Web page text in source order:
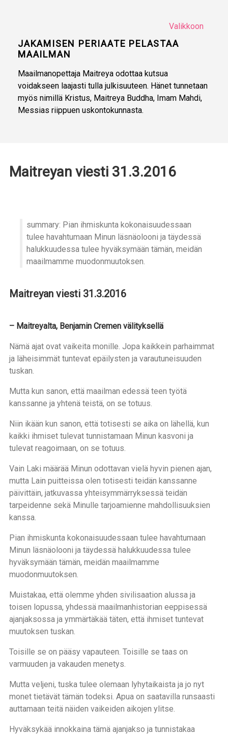
Valikkoon
JAKAMISEN PERIAATE PELASTAA
MAAILMAN
Maailmanopettaja Maitreya odottaa kutsua
voidakseen laajasti tulla julkisuuteen. Hänet tunnetaan
myös nimillä Kristus, Maitreya Buddha, Imam Mahdi,
Messias riippuen uskontokunnasta.
Maitreyan viesti 31.3.2016
summary: Pian ihmiskunta kokonaisuudessaan
tulee havahtumaan Minun läsnäolooni ja täydessä
halukkuudessa tulee hyväksymään tämän, meidän
maailmamme muodonmuutoksen.
Maitreyan viesti 31.3.2016
– Maitreyalta, Benjamin Cremen välityksellä
Nämä ajat ovat vaikeita monille. Jopa kaikkein parhaimmat
ja läheisimmät tuntevat epäilysten ja varautuneisuuden
tuskan.
Mutta kun sanon, että maailman edessä teen työtä
kanssanne ja yhtenä teistä, on se totuus.
Niin ikään kun sanon, että totisesti se aika on lähellä, kun
kaikki ihmiset tulevat tunnistamaan Minun kasvoni ja
tulevat reagoimaan, on se totuus.
Vain Laki määrää Minun odottavan vielä hyvin pienen ajan,
mutta Lain puitteissa olen totisesti teidän kanssanne
päivittäin, jatkuvassa yhteisymmärryksessä teidän
tarpeidenne sekä Minulle tarjoamienne mahdollisuuksien
kanssa.
Pian ihmiskunta kokonaisuudessaan tulee havahtumaan
Minun läsnäolooni ja täydessä halukkuudessa tulee
hyväksymään tämän, meidän maailmamme
muodonmuutoksen.
Muistakaa, että olemme yhden sivilisaation alussa ja
toisen lopussa, yhdessä maailmanhistorian eeppisessä
ajanjaksossa ja ymmärtäkää täten, että ihmiset tuntevat
muutoksen tuskan.
Toisille se on pääsy vapauteen. Toisille se taas on
varmuuden ja vakauden menetys.
Mutta veljeni, tuska tulee olemaan lyhytaikaista ja jo nyt
monet tietävät tämän todeksi. Apua on saatavilla runsaasti
auttamaan teitä näiden vaikeiden aikojen ylitse.
Hyväksykää innokkaina tämä ajanjakso ja tunnistakaa